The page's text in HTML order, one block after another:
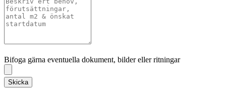
Bifoga gärna eventuella dokument, bilder eller ritningar
Skicka